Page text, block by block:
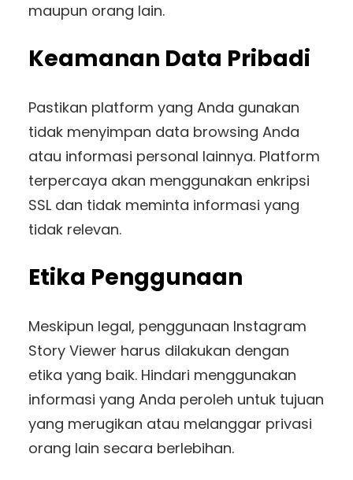
maupun orang lain.
Keamanan Data Pribadi
Pastikan platform yang Anda gunakan
tidak menyimpan data browsing Anda
atau informasi personal lainnya. Platform
terpercaya akan menggunakan enkripsi
SSL dan tidak meminta informasi yang
tidak relevan.
Etika Penggunaan
Meskipun legal, penggunaan Instagram
Story Viewer harus dilakukan dengan
etika yang baik. Hindari menggunakan
informasi yang Anda peroleh untuk tujuan
yang merugikan atau melanggar privasi
orang lain secara berlebihan.